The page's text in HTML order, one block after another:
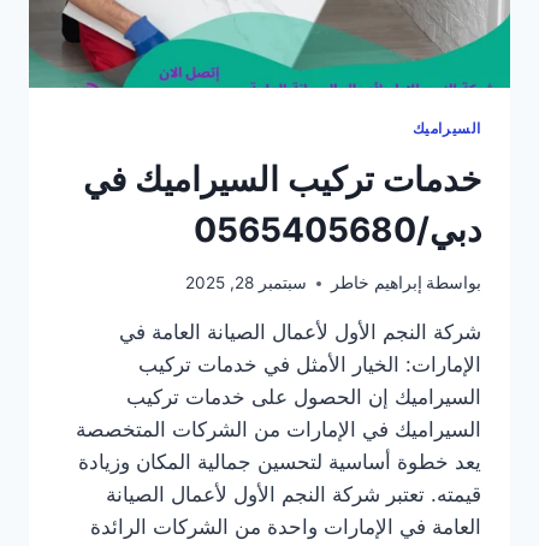
السيراميك
خدمات تركيب السيراميك في
دبي/0565405680
بواسطة إبراهيم خاطر سبتمبر 28, 2025
شركة النجم الأول لأعمال الصيانة العامة في
الإمارات: الخيار الأمثل في خدمات تركيب
السيراميك إن الحصول على خدمات تركيب
السيراميك في الإمارات من الشركات المتخصصة
يعد خطوة أساسية لتحسين جمالية المكان وزيادة
قيمته. تعتبر شركة النجم الأول لأعمال الصيانة
العامة في الإمارات واحدة من الشركات الرائدة